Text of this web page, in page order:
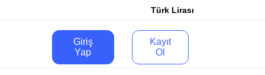
Türk Lirası
Giriş
Yap
Kayıt
Ol